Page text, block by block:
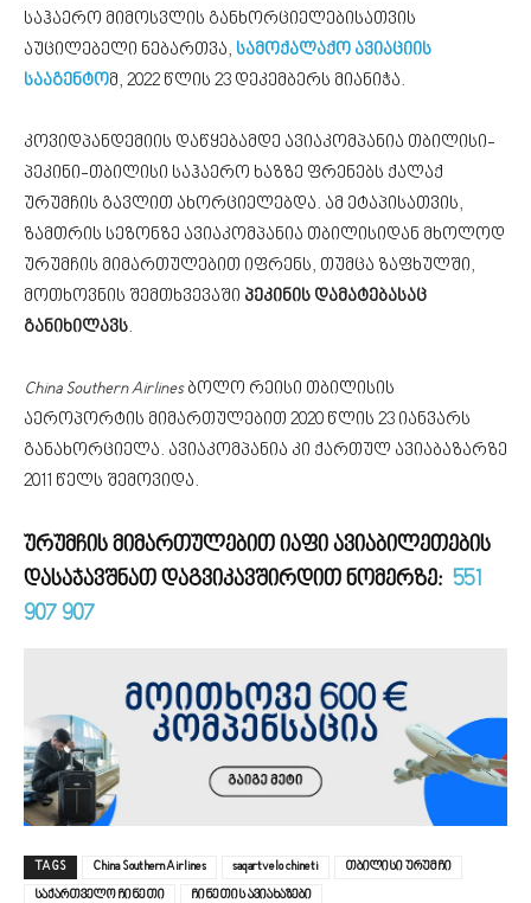
საჰაერო მიმოსვლის განხორციელებისათვის
აუცილებელი ნებართვა, სამოქალაქო ავიაციის
სააგენტომ, 2022 წლის 23 დეკემბერს მიანიჭა.
კოვიდპანდემიის დაწყებამდე ავიაკომპანია თბილისი-
პეკინი-თბილისი საჰაერო ხაზზე ფრენებს ქალაქ
ურუმჩის გავლით ახორციელებდა. ამ ეტაპისათვის,
ზამთრის სეზონზე ავიაკომპანია ​თბილისიდან მხოლოდ
ურუმჩის მიმართულებით იფრენს, თუმცა ზაფხულში,
მოთხოვნის შემთხვევაში პეკინის დამატებასაც
განიხილავს.
China Southern Airlinesბოლო რეისი თბილისის
აეროპორტის მიმართულებით 2020 წლის 23 იანვარს
განახორციელა. ავიაკომპანია კი ქართულ ავიაბაზარზე
2011 წელს შემოვიდა.
ურუმჩის მიმართულებით იაფი ავიაბილეთების
დასაჯავშნათ დაგვიკავშირდით ნომერზე: 551
907 907
TAGS China Southern Airlines saqartvelo chineti
თბილისი ურუმჩი
საქართველო ჩინეთი
ჩინეთის ავიახაზები